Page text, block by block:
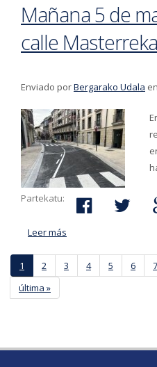
Mañana 5 de
calle Masterreka
Enviado porBergarako Udala
Partekatu:
Leer más
1 2 3 4 5 6 7
última »